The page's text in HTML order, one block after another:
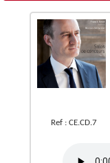
Ref : CE.CD.7